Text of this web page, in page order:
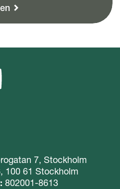
7, Stockholm
100 61 Stockholm
802001-8613